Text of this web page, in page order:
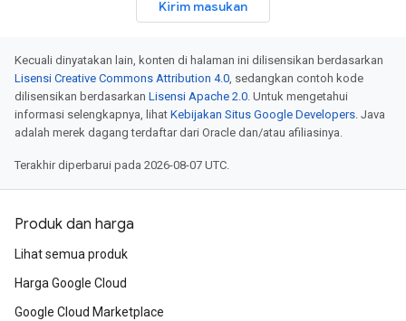
Kirim masukan
Kecuali dinyatakan lain, konten di halaman ini dilisensikan berdasarkan
Lisensi Creative Commons Attribution 4.0, sedangkan contoh kode
dilisensikan berdasarkan Lisensi Apache 2.0. Untuk mengetahui
informasi selengkapnya, lihat Kebijakan Situs Google Developers. Java
adalah merek dagang terdaftar dari Oracle dan/atau afiliasinya.
Terakhir diperbarui pada 2026-08-07 UTC.
Produk dan harga
Lihat semua produk
Harga Google Cloud
Google Cloud Marketplace